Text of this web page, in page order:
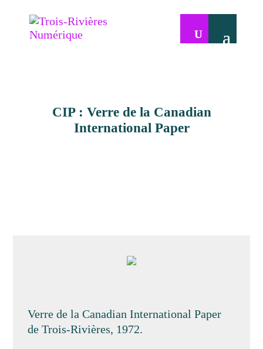
CIP : Verre de la Canadian
International Paper
Verre de la Canadian International Paper
de Trois-Rivières, 1972.